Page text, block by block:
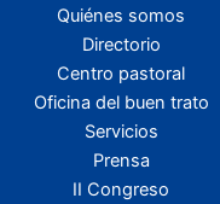
Quiénes somos
Directorio
Centro pastoral
Oficina del buen trato
Servicios
Prensa
II Congreso